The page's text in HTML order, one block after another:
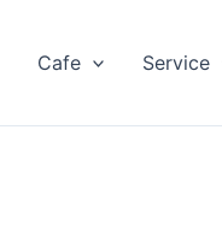
Cafe Service